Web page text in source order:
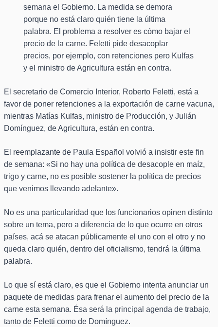
semana el Gobierno. La medida se demora
porque no está claro quién tiene la última
palabra. El problema a resolver es cómo bajar el
precio de la carne. Feletti pide desacoplar
precios, por ejemplo, con retenciones pero Kulfas
y el ministro de Agricultura están en contra.
El secretario de Comercio Interior, Roberto Feletti, está a
favor de poner retenciones a la exportación de carne vacuna,
mientras Matías Kulfas, ministro de Producción, y Julián
Domínguez, de Agricultura, están en contra.
El reemplazante de Paula Español volvió a insistir este fin
de semana: «Si no hay una política de desacople en maíz,
trigo y carne, no es posible sostener la política de precios
que venimos llevando adelante».
No es una particularidad que los funcionarios opinen distinto
sobre un tema, pero a diferencia de lo que ocurre en otros
países, acá se atacan públicamente el uno con el otro y no
queda claro quién, dentro del oficialismo, tendrá la última
palabra.
Lo que sí está claro, es que el Gobierno intenta anunciar un
paquete de medidas para frenar el aumento del precio de la
carne esta semana. Ésa será la principal agenda de trabajo,
tanto de Feletti como de Domínguez.